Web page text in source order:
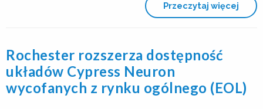
Przeczytaj więcej
Rochester rozszerza dostępność
układów Cypress Neuron
wycofanych z rynku ogólnego (EOL)